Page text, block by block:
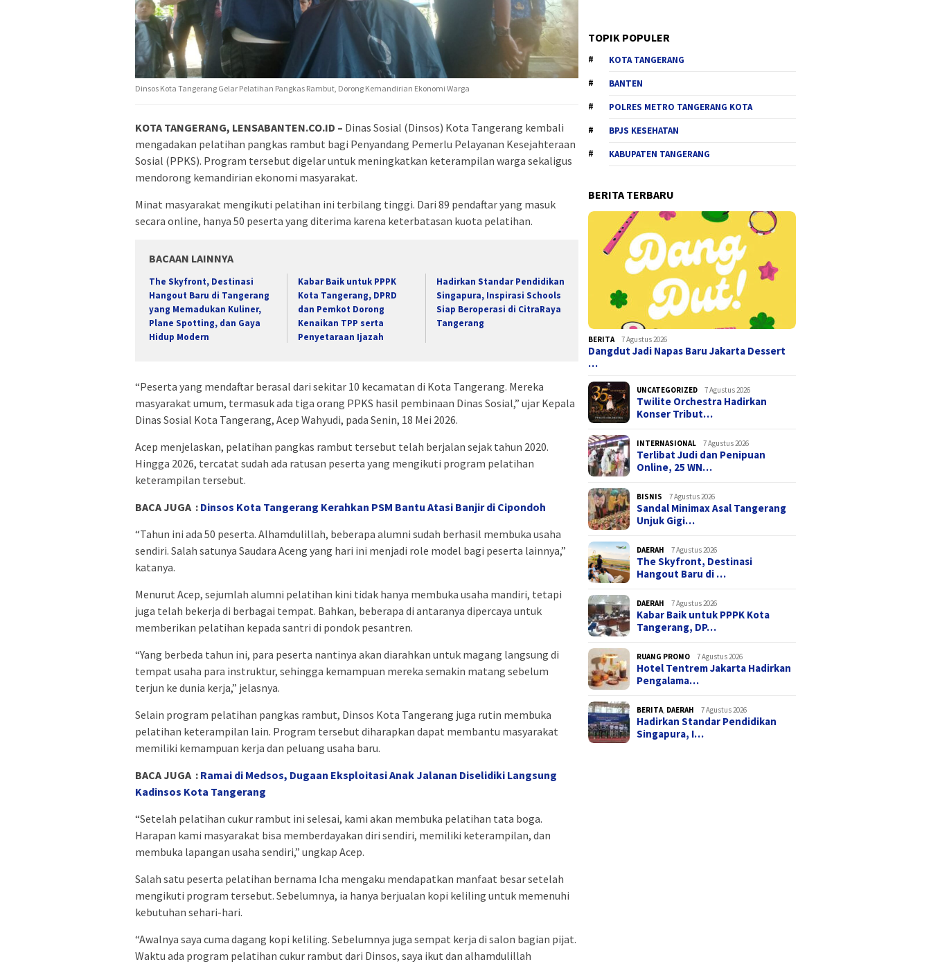
Dinsos Kota Tangerang Gelar Pelatihan Pangkas Rambut, Dorong Kemandirian Ekonomi Warga
KOTA TANGERANG, LENSABANTEN.CO.ID – Dinas Sosial (Dinsos) Kota Tangerang kembali
mengadakan pelatihan pangkas rambut bagi Penyandang Pemerlu Pelayanan Kesejahteraan
Sosial (PPKS). Program tersebut digelar untuk meningkatkan keterampilan warga sekaligus
mendorong kemandirian ekonomi masyarakat.
Minat masyarakat mengikuti pelatihan ini terbilang tinggi. Dari 89 pendaftar yang masuk
secara online, hanya 50 peserta yang diterima karena keterbatasan kuota pelatihan.
BACAAN LAINNYA
The Skyfront, Destinasi
Hangout Baru di Tangerang
yang Memadukan Kuliner,
Plane Spotting, dan Gaya
Hidup Modern
Kabar Baik untuk PPPK
Kota Tangerang, DPRD
dan Pemkot Dorong
Kenaikan TPP serta
Penyetaraan Ijazah
Hadirkan Standar Pendidikan
Singapura, Inspirasi Schools
Siap Beroperasi di CitraRaya
Tangerang
“Peserta yang mendaftar berasal dari sekitar 10 kecamatan di Kota Tangerang. Mereka
masyarakat umum, termasuk ada tiga orang PPKS hasil pembinaan Dinas Sosial,” ujar Kepala
Dinas Sosial Kota Tangerang, Acep Wahyudi, pada Senin, 18 Mei 2026.
Acep menjelaskan, pelatihan pangkas rambut tersebut telah berjalan sejak tahun 2020.
Hingga 2026, tercatat sudah ada ratusan peserta yang mengikuti program pelatihan
keterampilan tersebut.
BACA JUGA : Dinsos Kota Tangerang Kerahkan PSM Bantu Atasi Banjir di Cipondoh
“Tahun ini ada 50 peserta. Alhamdulillah, beberapa alumni sudah berhasil membuka usaha
sendiri. Salah satunya Saudara Aceng yang hari ini menjadi role model bagi peserta lainnya,”
katanya.
Menurut Acep, sejumlah alumni pelatihan kini tidak hanya membuka usaha mandiri, tetapi
juga telah bekerja di berbagai tempat. Bahkan, beberapa di antaranya dipercaya untuk
memberikan pelatihan kepada santri di pondok pesantren.
“Yang berbeda tahun ini, para peserta nantinya akan diarahkan untuk magang langsung di
tempat usaha para instruktur, sehingga kemampuan mereka semakin matang sebelum
terjun ke dunia kerja,” jelasnya.
Selain program pelatihan pangkas rambut, Dinsos Kota Tangerang juga rutin membuka
pelatihan keterampilan lain. Program tersebut diharapkan dapat membantu masyarakat
memiliki kemampuan kerja dan peluang usaha baru.
BACA JUGA : Ramai di Medsos, Dugaan Eksploitasi Anak Jalanan Diselidiki Langsung
Kadinsos Kota Tangerang
“Setelah pelatihan cukur rambut ini selesai, kami akan membuka pelatihan tata boga.
Harapan kami masyarakat bisa memberdayakan diri sendiri, memiliki keterampilan, dan
membuka lapangan usaha sendiri,” ungkap Acep.
Salah satu peserta pelatihan bernama Icha mengaku mendapatkan manfaat besar setelah
mengikuti program tersebut. Sebelumnya, ia hanya berjualan kopi keliling untuk memenuhi
kebutuhan sehari-hari.
“Awalnya saya cuma dagang kopi keliling. Sebelumnya juga sempat kerja di salon bagian pijat.
Waktu ada program pelatihan cukur rambut dari Dinsos, saya ikut dan alhamdulillah
TOPIK POPULER
KOTA TANGERANG
BANTEN
POLRES METRO TANGERANG KOTA
BPJS KESEHATAN
KABUPATEN TANGERANG
BERITA TERBARU
BERITA 7 Agustus 2026
Dangdut Jadi Napas Baru Jakarta Dessert
…
UNCATEGORIZED 7 Agustus 2026
Twilite Orchestra Hadirkan
Konser Tribut…
INTERNASIONAL 7 Agustus 2026
Terlibat Judi dan Penipuan
Online, 25 WN…
BISNIS 7 Agustus 2026
Sandal Minimax Asal Tangerang
Unjuk Gigi…
DAERAH 7 Agustus 2026
The Skyfront, Destinasi
Hangout Baru di …
DAERAH 7 Agustus 2026
Kabar Baik untuk PPPK Kota
Tangerang, DP…
RUANG PROMO 7 Agustus 2026
Hotel Tentrem Jakarta Hadirkan
Pengalama…
BERITA, DAERAH 7 Agustus 2026
Hadirkan Standar Pendidikan
Singapura, I…